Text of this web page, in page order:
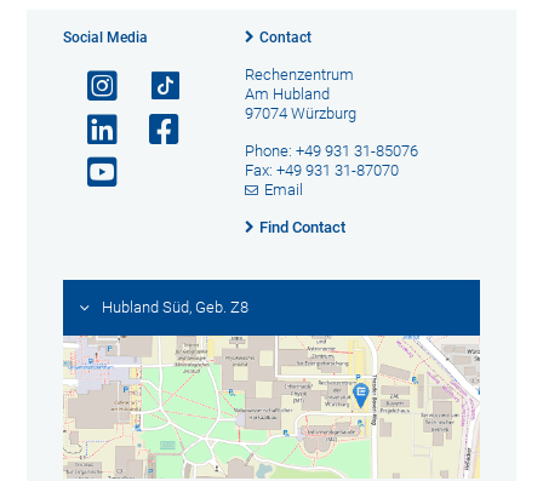
Social Media Contact
Rechenzentrum
Am Hubland
97074 Würzburg
Phone: +49 931 31-85076
Fax: +49 931 31-87070
Email
Find Contact
Hubland Süd, Geb. Z8